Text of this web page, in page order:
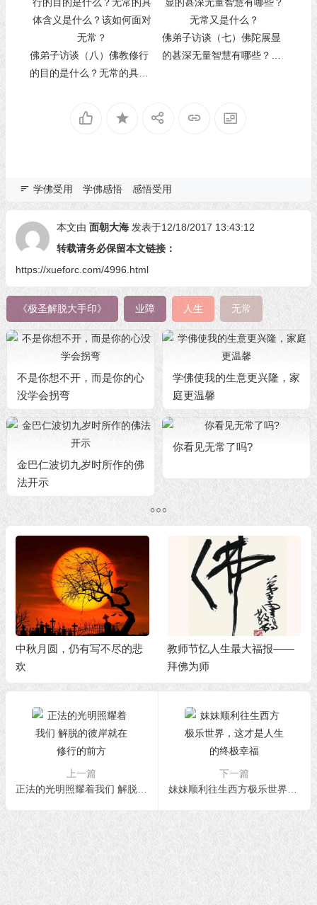
佛弟子访谈（八）佛教修行
的目的是什么？无常的具体
佛弟子访谈（七）佛陀展显
的甚深无量智慧有哪些？无
学佛受用 学佛感悟 感悟受用
本文由 面朝大海 发表于12/18/2017 13:43:12
转载请务必保留本文链接：
https://xueforc.com/4996.html
《极圣解脱大手印》 业障 人生 无常
不是你想不开，而是你的心
没学会拐弯
学佛使我的生意更兴隆，家
庭更温馨
金巴仁波切九岁时所作的佛
法开示
你看见无常了吗?
中秋月圆，仍有写不尽的悲
欢
教师节忆人生最大福报——
拜佛为师
上一篇
正法的光明照耀着我们 解脱的彼岸就在修行的前方
下一篇
妹妹顺利往生西方极乐世界，这才是人生的终极幸福